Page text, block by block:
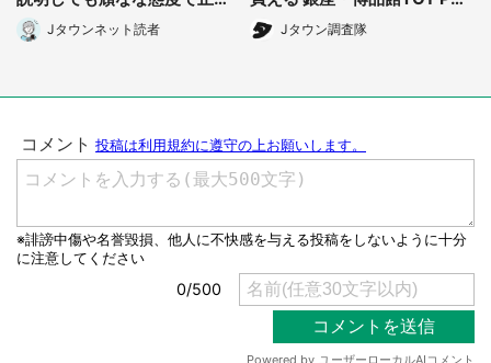
られ(北海道・50代女性)
Jタウンネット読者
Kへ急げ【8/8~31】
Jタウン調査隊